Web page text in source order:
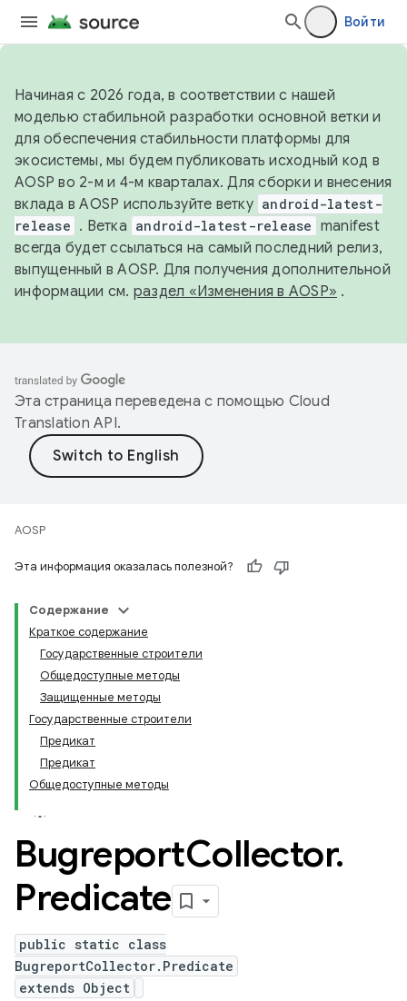
Войти
Начиная с 2026 года, в соответствии с нашей
моделью стабильной разработки основной ветки и
для обеспечения стабильности платформы для
экосистемы, мы будем публиковать исходный код в
AOSP во 2-м и 4-м кварталах. Для сборки и внесения
вклада в AOSP используйте ветку android-latest-
release . Ветка android-latest-release manifest
всегда будет ссылаться на самый последний релиз,
выпущенный в AOSP. Для получения дополнительной
информации см. раздел «Изменения в AOSP» .
Эта страница переведена с помощью Cloud
Translation API.
AOSP
Эта информация оказалась полезной?
Содержание
Краткое содержание
Государственные строители
Общедоступные методы
Защищенные методы
Государственные строители
Предикат
Предикат
Общедоступные методы
BugreportCollector.
Predicate
public static class
BugreportCollector.Predicate
extends Object